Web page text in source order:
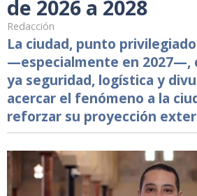
de 2026 a 2028
Redacción
La ciudad, punto
—especialmente en 2027—,
ya seguridad, logística y
acercar el fenómeno a la
reforzar su proyección